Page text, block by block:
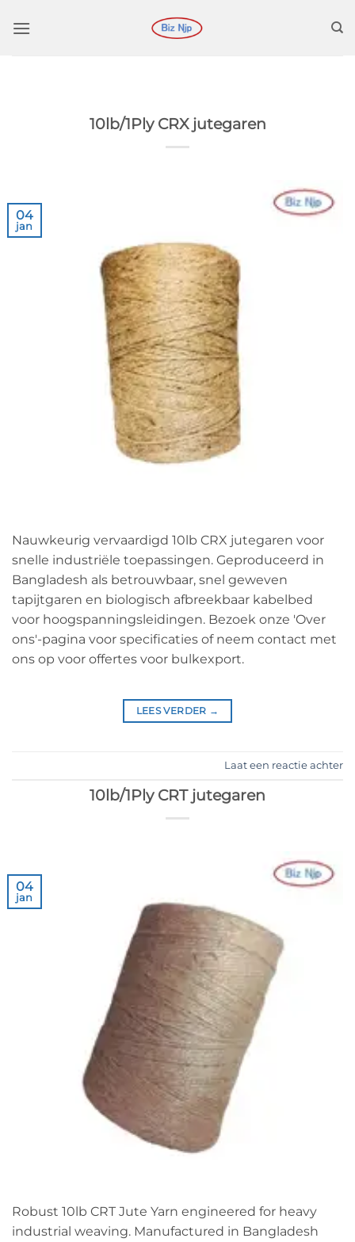
naar
10lb/1Ply CRX jutegaren
04
jan
Nauwkeurig vervaardigd 10lb CRX jutegaren voor
snelle industriële toepassingen. Geproduceerd in
Bangladesh als betrouwbaar, snel geweven
tapijtgaren en biologisch afbreekbaar kabelbed
voor hoogspanningsleidingen. Bezoek onze 'Over
ons'-pagina voor specificaties of neem contact met
ons op voor offertes voor bulkexport.
LEES VERDER →
Laat een reactie achter
10lb/1Ply CRT jutegaren
04
jan
Robust 10lb CRT Jute Yarn engineered for heavy
industrial weaving. Manufactured in Bangladesh